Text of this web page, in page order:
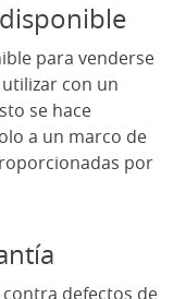
para venderse
con un
se hace
a un marco de
por
defectos de